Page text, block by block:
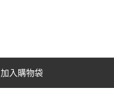
加入購物袋